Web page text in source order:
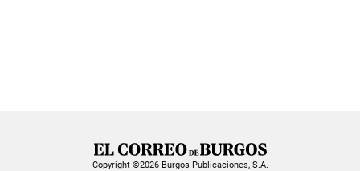
Copyright ©2026 Burgos Publicaciones, S.A.